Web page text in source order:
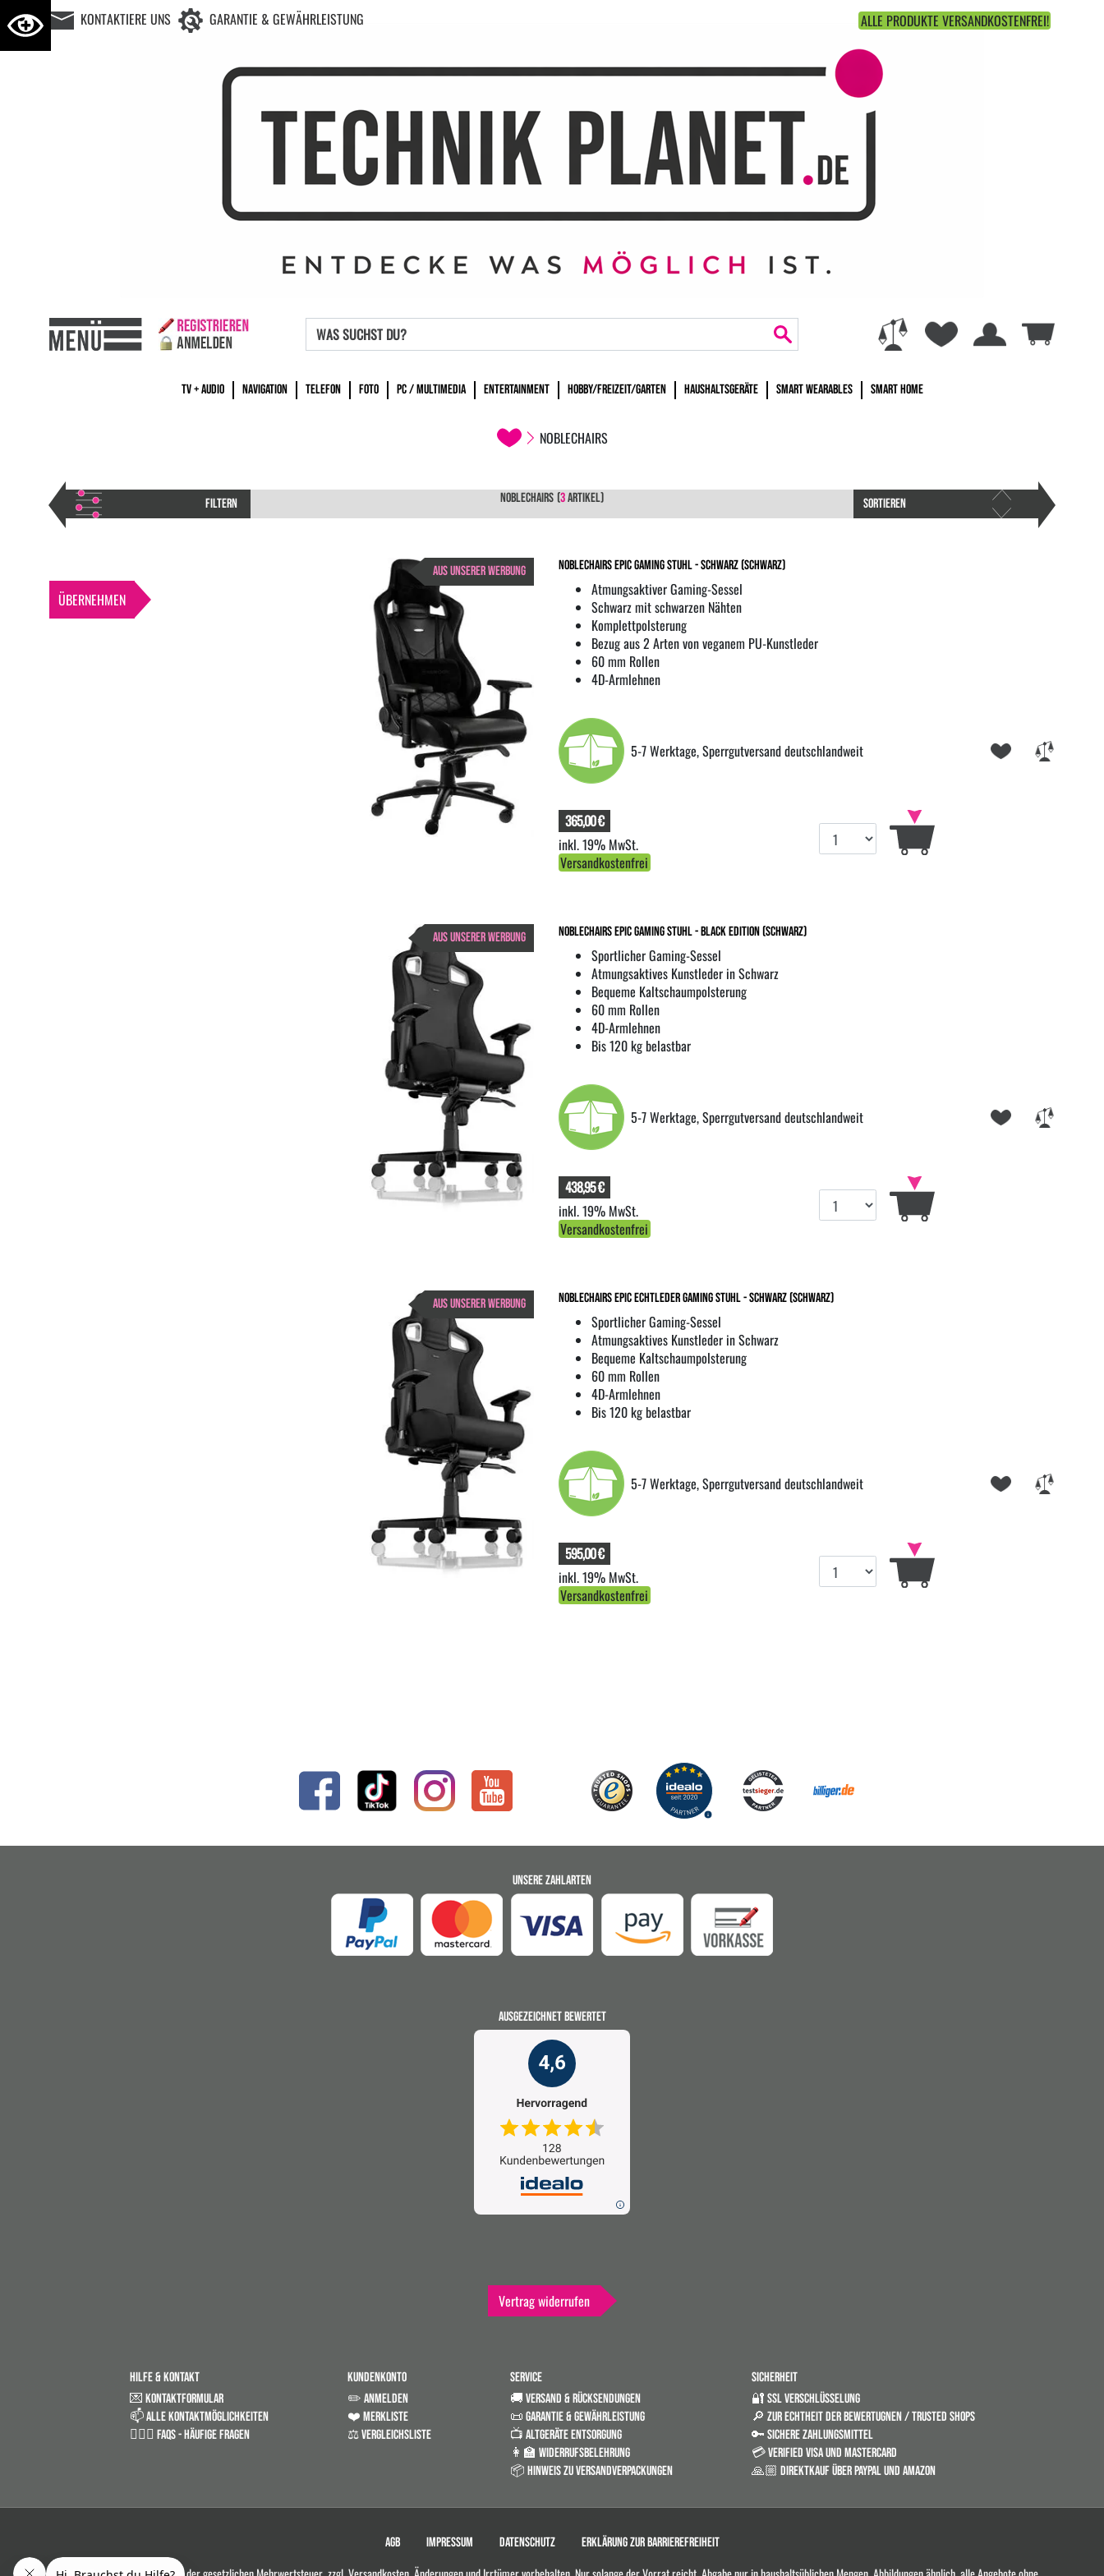
KONTAKTIERE UNS GARANTIE & GEWÄHRLEISTUNG ALLE PRODUKTE VERSANDKOSTENFREI!
TV + AUDIO NAVIGATION TELEFON FOTO PC / MULTIMEDIA ENTERTAINMENT HOBBY/FREIZEIT/GARTEN HAUSHALTSGERÄTE SMART WEARABLES SMART HOME
NOBLECHAIRS
FILTERN NOBLECHAIRS (3ARTIKEL) SORTIEREN
ÜBERNEHMEN
AUS UNSERER WERBUNG noblechairs EPIC Gaming Stuhl - schwarz (Schwarz)
Atmungsaktiver Gaming-Sessel
Schwarz mit schwarzen Nähten
Komplettpolsterung
Bezug aus 2 Arten von veganem PU-Kunstleder
60 mm Rollen
4D-Armlehnen
5-7 Werktage, Sperrgutversand deutschlandweit
365,00 €
inkl. 19% MwSt.
Versandkostenfrei
AUS UNSERER WERBUNG noblechairs EPIC Gaming Stuhl - Black Edition (Schwarz)
Sportlicher Gaming-Sessel
Atmungsaktives Kunstleder in Schwarz
Bequeme Kaltschaumpolsterung
60 mm Rollen
4D-Armlehnen
Bis 120 kg belastbar
5-7 Werktage, Sperrgutversand deutschlandweit
438,95 €
inkl. 19% MwSt.
Versandkostenfrei
AUS UNSERER WERBUNG noblechairs EPIC Echtleder Gaming Stuhl - schwarz (Schwarz)
Sportlicher Gaming-Sessel
Atmungsaktives Kunstleder in Schwarz
Bequeme Kaltschaumpolsterung
60 mm Rollen
4D-Armlehnen
Bis 120 kg belastbar
5-7 Werktage, Sperrgutversand deutschlandweit
595,00 €
inkl. 19% MwSt.
Versandkostenfrei
UNSERE ZAHLARTEN
AUSGEZEICHNET BEWERTET
Vertrag widerrufen
HILFE & KONTAKT
💌 KONTAKTFORMULAR
📫 ALLE KONTAKTMÖGLICHKEITEN
🤷🏼‍♂️ FAQS - HÄUFIGE FRAGEN
KUNDENKONTO
✏️ ANMELDEN
❤️ MERKLISTE
⚖️ VERGLEICHSLISTE
SERVICE
🚚 VERSAND & RÜCKSENDUNGEN
📜 GARANTIE & GEWÄHRLEISTUNG
📺 ALTGERÄTE ENTSORGUNG
👩‍🏫 WIDERRUFSBELEHRUNG
📦 HINWEIS ZU VERSANDVERPACKUNGEN
SICHERHEIT
🔐 SSL VERSCHLÜSSELUNG
🔎 ZUR ECHTHEIT DER BEWERTUGNEN / TRUSTED SHOPS
🔑 SICHERE ZAHLUNGSMITTEL
💳 VERIFIED VISA UND MASTERCARD
🙏🏼 DIREKTKAUF ÜBER PAYPAL UND AMAZON
AGB IMPRESSUM DATENSCHUTZ ERKLÄRUNG ZUR BARRIEREFREIHEIT